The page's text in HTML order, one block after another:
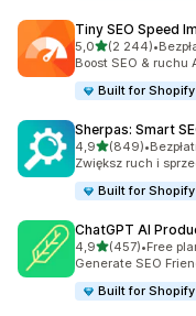
Tiny SEO Speed
5,0na 5 gwiazdek
(2 244)
Łączna liczba•
Boost SEO & ruchu
Built for Shopify
Sherpas: Smart
4,9na 5 gwiazdek
(849)
Łączna liczba
•
Zwiększ ruch i
Built for Shopify
ChatGPT AI
4,9na 5 gwiazdek
(457)
Łączna liczba
•Free
Generate SEO
Built for Shopify